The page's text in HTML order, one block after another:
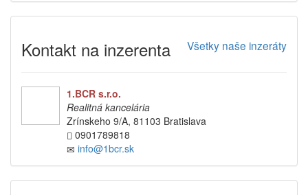
Kontakt na inzerenta Všetky naše inzeráty
1.BCR s.r.o.
Realitná kancelária
Zrínskeho 9/A, 81103 Bratislava
0901789818
info@1bcr.sk